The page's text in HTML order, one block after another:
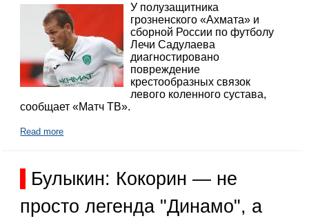
У полузащитника
грозненского «Ахмата» и
сборной России по футболу
Лечи Садулаева
диагностировано
повреждение
крестообразных связок
левого коленного сустава,
сообщает «Матч ТВ».
Read more
Булыкин: Кокорин — не
просто легенда "Динамо", а